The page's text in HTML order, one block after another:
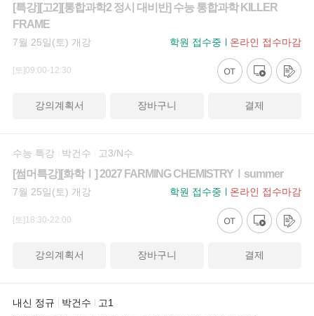
[특강][고2][통합과학2 정시 대비반] 수능 통합과학 KILLER
FRAME
7월 25일(토) 개강 학원 접수중 온라인 접수마감
[토]09:00-12:30
강의계획서 장바구니 결제
수능 특강 박건수 고3/N수
[썸머특강][화학Ⅰ] 2027 FARMING CHEMISTRYⅠsummer
7월 25일(토) 개강 학원 접수중 온라인 접수마감
[토]18:30-22:00
강의계획서 장바구니 결제
내신 정규 박건수 고1